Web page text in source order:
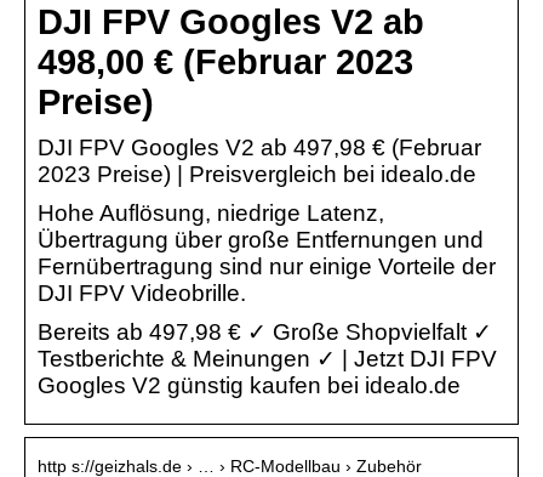
DJI FPV Googles V2 ab
498,00 € (Februar 2023
Preise)
DJI FPV Googles V2 ab 497,98 € (Februar
2023 Preise) | Preisvergleich bei idealo.de
Hohe Auflösung, niedrige Latenz,
Übertragung über große Entfernungen und
Fernübertragung sind nur einige Vorteile der
DJI FPV Videobrille.
Bereits ab 497,98 € ✓ Große Shopvielfalt ✓
Testberichte & Meinungen ✓ | Jetzt DJI FPV
Googles V2 günstig kaufen bei idealo.de
http s://geizhals.de › … › RC-Modellbau › Zubehör